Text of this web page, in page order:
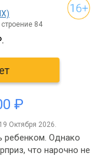
84
₽
Октября 2026.
ребенком. Однако
что нарочно не